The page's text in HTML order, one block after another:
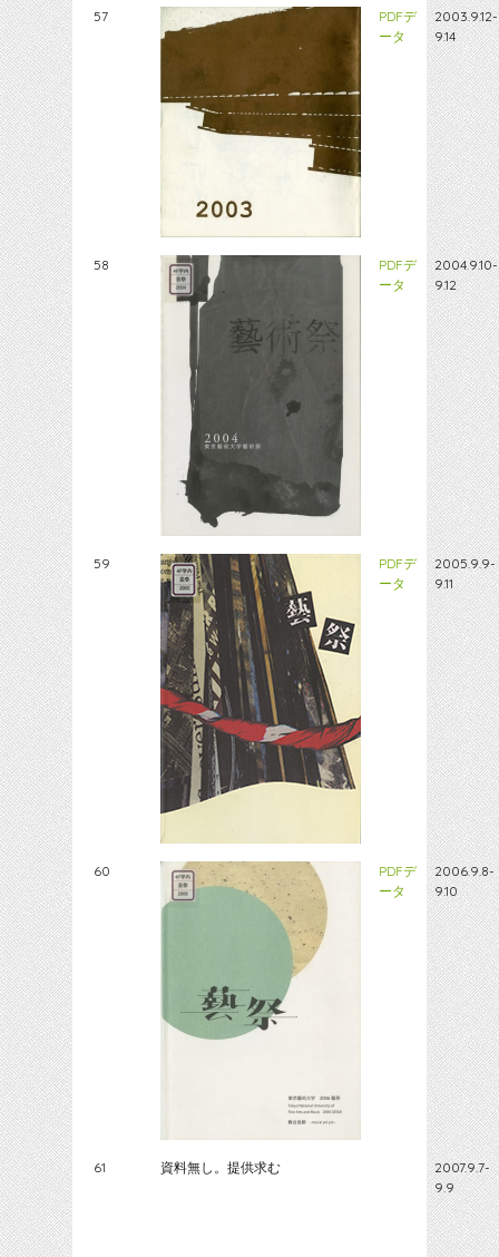
57
PDFデ
ータ
2003.9.12-
9.14
58
PDFデ
ータ
2004.9.10-
9.12
59
PDFデ
ータ
2005.9.9-
9.11
60
PDFデ
ータ
2006.9.8-
9.10
61 資料無し。提供求む
2007.9.7-
9.9